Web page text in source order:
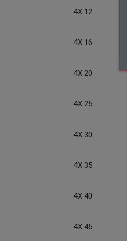
4X 12
4X 16
4X 20
4X 25
4X 30
4X 35
4X 40
4X 45